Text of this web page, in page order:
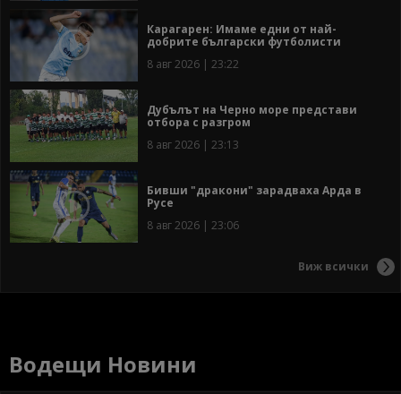
Карагарен: Имаме едни от най-
добрите български футболисти
8 авг 2026 | 23:22
Дубълът на Черно море представи
отбора с разгром
8 авг 2026 | 23:13
Бивши "дракони" зарадваха Арда в
Русе
8 авг 2026 | 23:06
Виж всички
Водещи Новини